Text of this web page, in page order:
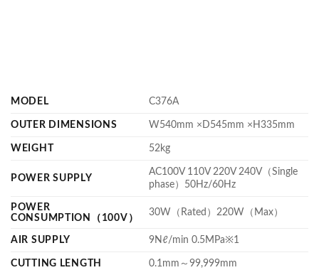
MODEL C376A
OUTER DIMENSIONS W540mm ×D545mm ×H335mm
WEIGHT 52kg
POWER SUPPLY
AC100V 110V 220V 240V（Single
phase）50Hz/60Hz
POWER
CONSUMPTION（100V）
30W（Rated）220W（Max）
AIR SUPPLY 9Nℓ/min 0.5MPa※1
CUTTING LENGTH 0.1mm～99,999mm